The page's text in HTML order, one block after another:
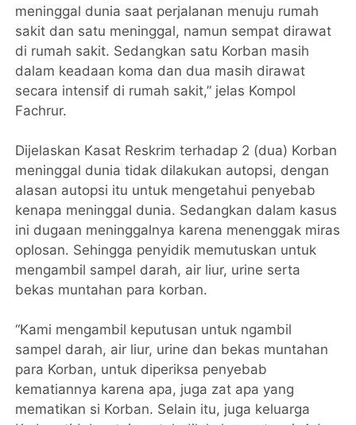
meninggal dunia saat perjalanan menuju rumah
sakit dan satu meninggal, namun sempat dirawat
di rumah sakit. Sedangkan satu Korban masih
dalam keadaan koma dan dua masih dirawat
secara intensif di rumah sakit,” jelas Kompol
Fachrur.
Dijelaskan Kasat Reskrim terhadap 2 (dua) Korban
meninggal dunia tidak dilakukan autopsi, dengan
alasan autopsi itu untuk mengetahui penyebab
kenapa meninggal dunia. Sedangkan dalam kasus
ini dugaan meninggalnya karena menenggak miras
oplosan. Sehingga penyidik memutuskan untuk
mengambil sampel darah, air liur, urine serta
bekas muntahan para korban.
“Kami mengambil keputusan untuk ngambil
sampel darah, air liur, urine dan bekas muntahan
para Korban, untuk diperiksa penyebab
kematiannya karena apa, juga zat apa yang
mematikan si Korban. Selain itu, juga keluarga